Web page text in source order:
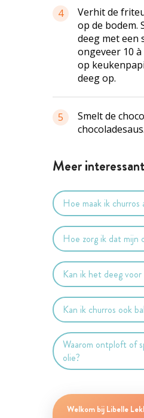
4
Verhit de
op de bodem.
deeg met een
ongeveer 10
op
deeg op.
5
Smelt de
Meer
Hoe maak ik
Hoe zorg ik dat mijn
Kan ik het deeg
Kan ik churros ook
Waarom ontploft of
olie?
Welkom bij Libelle